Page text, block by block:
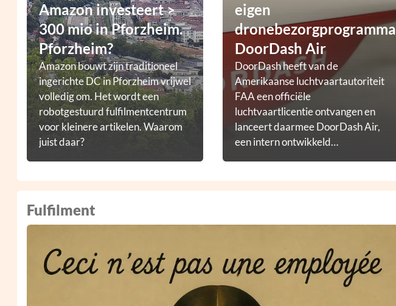
Amazon investeert >
300 mio in Pforzheim.
Pforzheim?
Amazon bouwt zijn traditioneel
ingerichte DC in Pforzheim vrijwel
volledig om. Het wordt een
robotgestuurd fulfilmentcentrum
voor kleinere artikelen. Waarom
juist daar?
eigen
dronebezorgprogramma
DoorDash Air
DoorDash heeft van de
Amerikaanse luchtvaartautoriteit
FAA een officiële
luchtvaartlicentie ontvangen en
lanceert daarmee DoorDash Air,
een intern ontwikkeld
Fulfilment